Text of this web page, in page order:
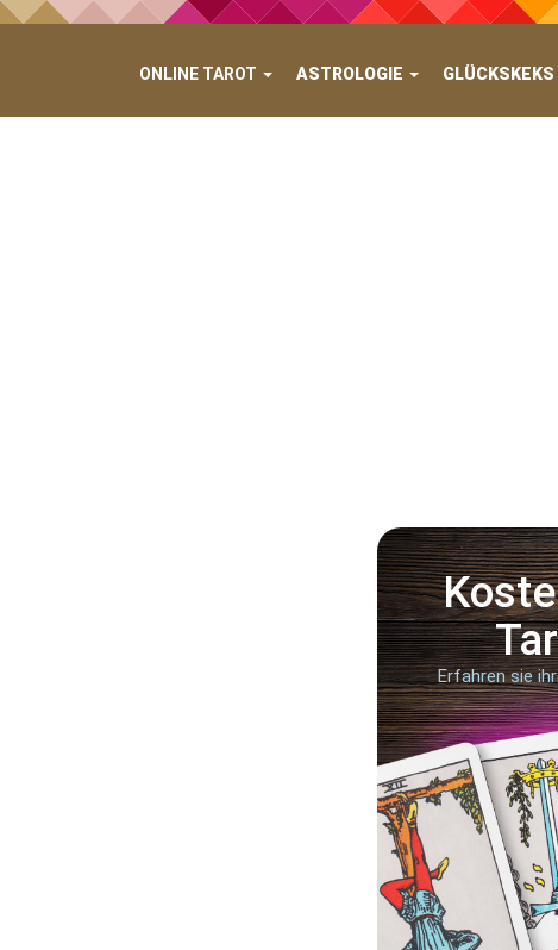
ONLINE TAROT ASTROLOGIE GLÜCKSKEKS
Erfahren sie